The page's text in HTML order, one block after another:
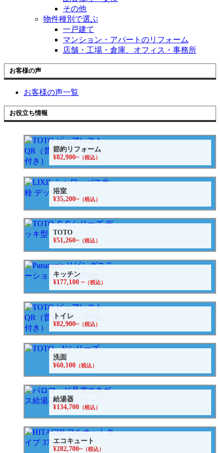
その他
物件種別で選ぶ
一戸建て
マンション・アパートのリフォーム
店舗・工場・倉庫、オフィス・事務所
お客様の声
お客様の声一覧
お役立ち情報
節約リフォーム
¥82,900~（税込）
浴室
¥35,200~（税込）
TOTO
¥51,260~（税込）
キッチン
¥177,100 ~（税込）
トイレ
¥82,900~（税込）
洗面
¥60,100 （税込）
給湯器
¥134,700 （税込）
エコキュート
¥282,700~（税込）